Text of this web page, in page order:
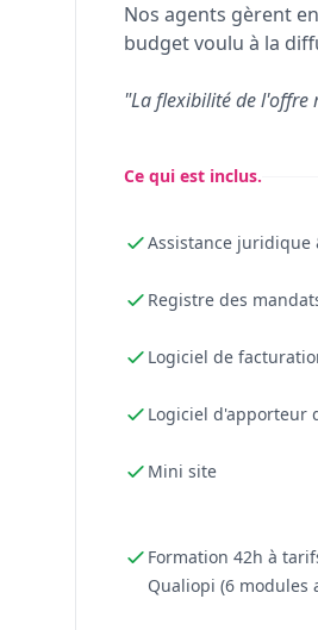
Nos agents gèrent
budget voulu à la
"La flexibilité de l'offre
Ce qui est inclus.
Assistance
Registre des
Logiciel de
Logiciel d'apporteur
Mini site
Formation 42h à
Qualiopi (6 modules